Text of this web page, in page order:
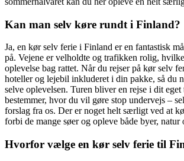
Kan man selv køre rundt i Finland?
Ja, en kør selv ferie i Finland er en fantastisk
på. Vejene er velholdte og trafikken rolig,
oplevelse bag rattet. Når du rejser på kør selv
hoteller og lejebil inkluderet i din pakke, så du
selve oplevelsen. Turen bliver en rejse i dit
bestemmer, hvor du vil gøre stop undervejs –
forslag fra os. Der er noget helt særligt ved at
forbi de mange søer og opleve både byer,
Hvorfor vælge en kør selv ferie til